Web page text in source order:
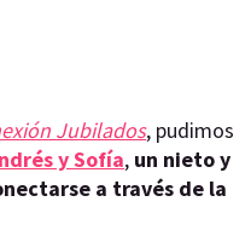
Jubilados, pudimos
y Sofía, un nieto y
a través de la